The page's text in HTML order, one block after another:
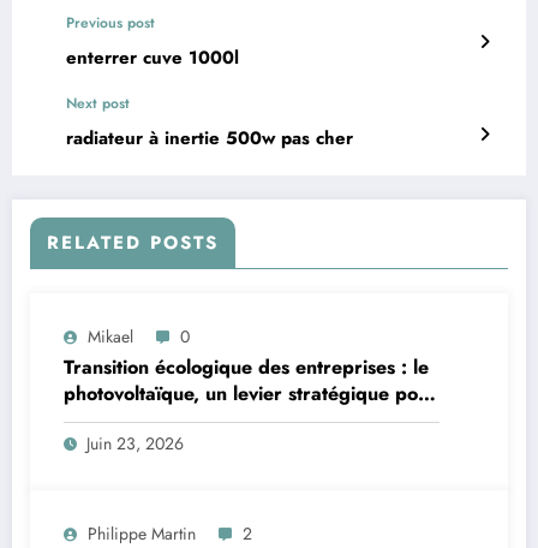
Previous post
enterrer cuve 1000l
Next post
radiateur à inertie 500w pas cher
RELATED POSTS
Mikael 0
Transition écologique des entreprises : le
photovoltaïque, un levier stratégique pour
les professionnels bretons
Juin 23, 2026
Philippe Martin 2